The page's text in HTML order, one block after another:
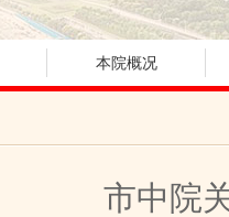
本院概况
市中院